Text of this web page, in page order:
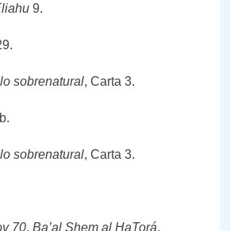
9.
sobrenatural, Carta 3.
sobrenatural, Carta 3.
70. Ba’al Shem al HaTorá,